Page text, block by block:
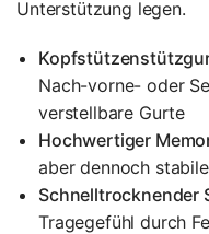
Unterstützung legen.
Nach-vorne- oder
verstellbare Gurte
Hochwertiger
aber dennoch
Schnelltrocknender
Tragegefühl durch